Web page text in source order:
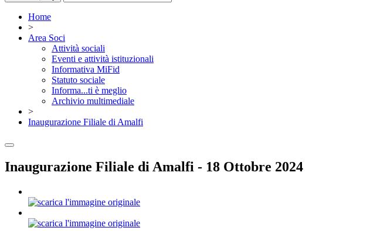
Home
>
Area Soci
Attività sociali
Eventi e attività istituzionali
Informativa MiFid
Statuto sociale
Informa...ti è meglio
Archivio multimediale
>
Inaugurazione Filiale di Amalfi
Inaugurazione Filiale di Amalfi - 18 Ottobre 2024